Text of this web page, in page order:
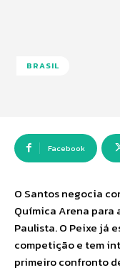
BRASIL
Facebook
O Santos negocia
Química Arena para
Paulista. O Peixe já
competição e tem
primeiro confronto